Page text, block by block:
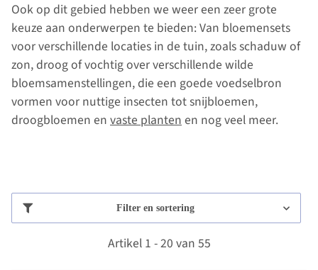
Ook op dit gebied hebben we weer een zeer grote
keuze aan onderwerpen te bieden: Van bloemensets
voor verschillende locaties in de tuin, zoals schaduw of
zon, droog of vochtig over verschillende wilde
bloemsamenstellingen, die een goede voedselbron
vormen voor nuttige insecten tot snijbloemen,
droogbloemen en vaste plantenen nog veel meer.
Filter en sortering
Artikel 1 - 20 van 55